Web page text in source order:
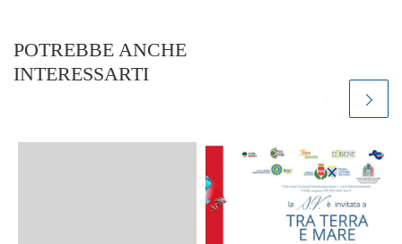
POTREBBE ANCHE
INTERESSARTI